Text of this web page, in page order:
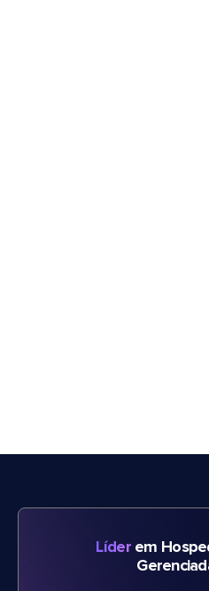
Líderem